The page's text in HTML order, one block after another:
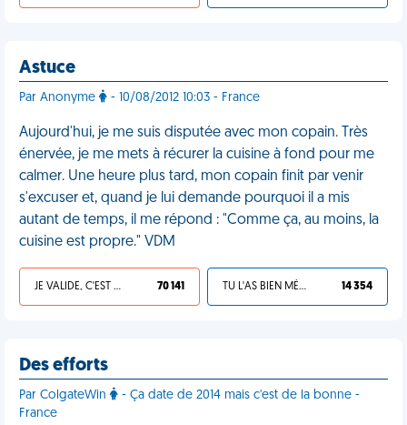
Astuce
Par Anonyme - 10/08/2012 10:03 - France
Aujourd'hui, je me suis disputée avec mon copain. Très
énervée, je me mets à récurer la cuisine à fond pour me
calmer. Une heure plus tard, mon copain finit par venir
s'excuser et, quand je lui demande pourquoi il a mis
autant de temps, il me répond : "Comme ça, au moins, la
cuisine est propre." VDM
JE VALIDE, C'EST UNE VDM 70 141 TU L'AS BIEN MÉRITÉ 14 354
Des efforts
Par ColgateWin
- Ça date de 2014 mais c'est de la bonne -
France